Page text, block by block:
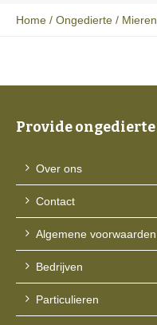
Home / Ongedierte / Mieren
Provide ongedierte
Over ons
Contact
Algemene voorwaarden
Bedrijven
Particulieren